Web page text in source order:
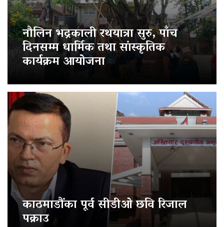
नौलिन भद्रकाली रथयात्रा सुरु, पाँच
दिनसम्म धार्मिक तथा सांस्कृतिक
कार्यक्रम आयोजना
काठमाडौंका पूर्व सीडीओ छवि रिजाल
पक्राउ